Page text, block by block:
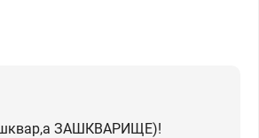
ЗАШКВАРИЩЕ)!